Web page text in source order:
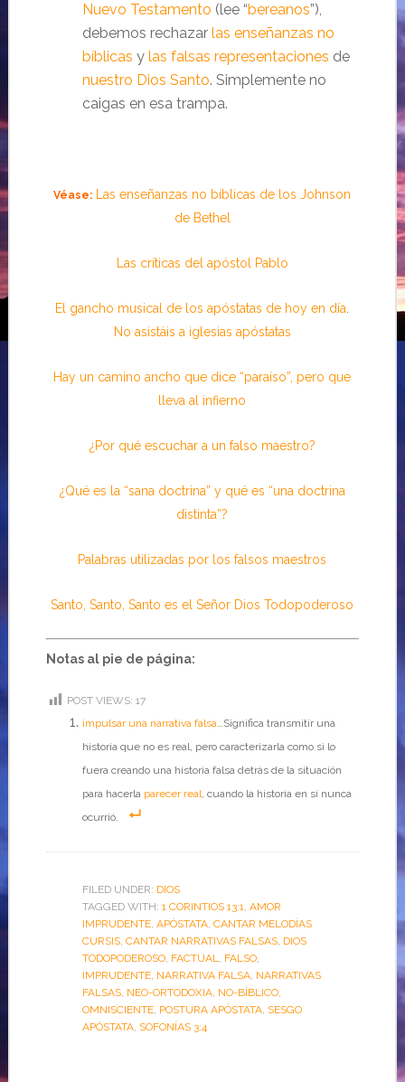
Nuevo Testamento (lee “bereanos”),
debemos rechazar las enseñanzas no
bíblicas ylas falsas representaciones de
nuestro Dios Santo. Simplemente no
caigas en esa trampa.
Véase:
Las enseñanzas no bíblicas de los Johnson
de Bethel
Las críticas del apóstol Pablo
El gancho musical de los apóstatas de hoy en día
No asistáis a iglesias apóstatas
Hay un camino ancho que dice “paraíso”, pero que
lleva al infierno
¿Por qué escuchar a un falso maestro?
¿Qué es la “sana doctrina” y qué es “una doctrina
distinta”?
Palabras utilizadas por los falsos maestros
Santo, Santo, Santo es el Señor Dios Todopoderoso
Notas al pie de página:
POST VIEWS: 17
impulsar una narrativa falsa…Significa transmitir una
historia que no es real, pero caracterizarla como si lo
fuera creando una historia falsa detrás de la situación
para hacerla parecer real, cuando la historia en sí nunca
ocurrió.
FILED UNDER: DIOS
TAGGED WITH: 1 CORINTIOS 13:1, AMOR
IMPRUDENTE, APÓSTATA, CANTAR MELODÍAS
CURSIS, CANTAR NARRATIVAS FALSAS, DIOS
TODOPODEROSO, FACTUAL, FALSO,
IMPRUDENTE, NARRATIVA FALSA, NARRATIVAS
FALSAS, NEO-ORTODOXIA, NO-BÍBLICO,
OMNISCIENTE, POSTURA APÓSTATA, SESGO
APÓSTATA, SOFONÍAS 3:4